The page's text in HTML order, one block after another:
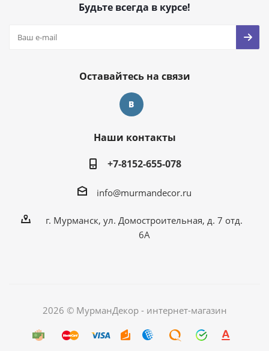
Будьте всегда в курсе!
Оставайтесь на связи
Наши контакты
+7-8152-655-078
info@murmandecor.ru
г. Мурманск, ул. Домостроительная, д. 7 отд.
6А
2026 © МурманДекор - интернет-магазин